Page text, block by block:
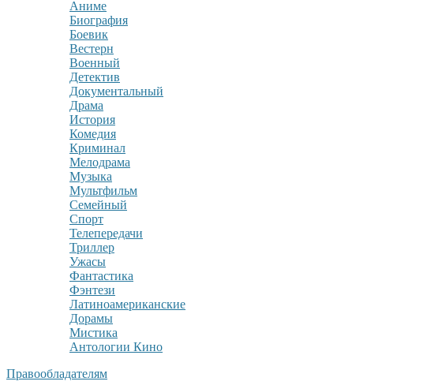
Аниме
Биография
Боевик
Вестерн
Военный
Детектив
Документальный
Драма
История
Комедия
Криминал
Мелодрама
Музыка
Мультфильм
Семейный
Спорт
Телепередачи
Триллер
Ужасы
Фантастика
Фэнтези
Латиноамериканские
Дорамы
Мистика
Антологии Кино
Правообладателям